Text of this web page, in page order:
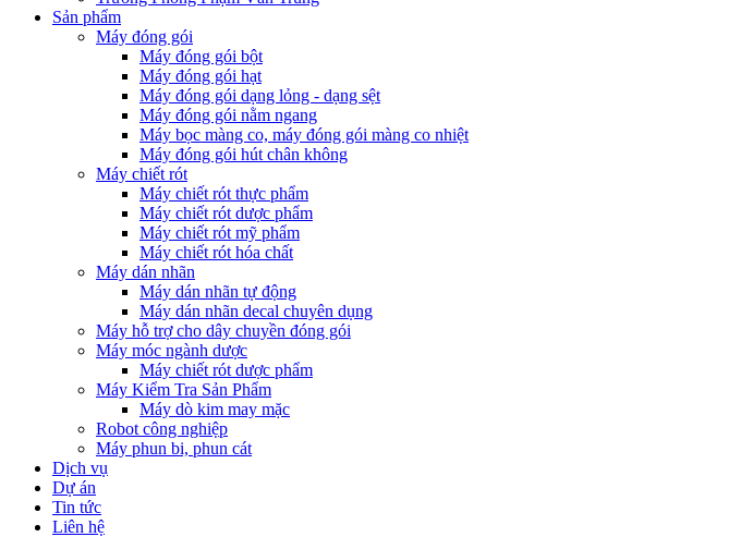
Sản phẩm
Máy đóng gói
Máy đóng gói bột
Máy đóng gói hạt
Máy đóng gói dạng lỏng - dạng sệt
Máy đóng gói nằm ngang
Máy bọc màng co, máy đóng gói màng co nhiệt
Máy đóng gói hút chân không
Máy chiết rót
Máy chiết rót thực phẩm
Máy chiết rót dược phẩm
Máy chiết rót mỹ phẩm
Máy chiết rót hóa chất
Máy dán nhãn
Máy dán nhãn tự động
Máy dán nhãn decal chuyên dụng
Máy hỗ trợ cho dây chuyền đóng gói
Máy móc ngành dược
Máy chiết rót dược phẩm
Máy Kiểm Tra Sản Phẩm
Máy dò kim may mặc
Robot công nghiệp
Máy phun bi, phun cát
Dịch vụ
Dự án
Tin tức
Liên hệ